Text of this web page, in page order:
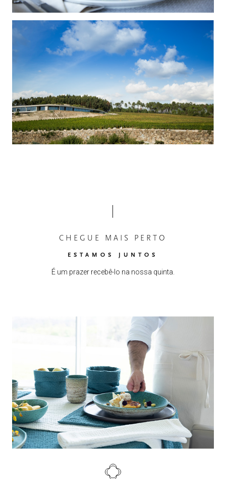
CHEGUE MAIS PERTO
ESTAMOS JUNTOS
É um prazer recebê-lo na nossa quinta.